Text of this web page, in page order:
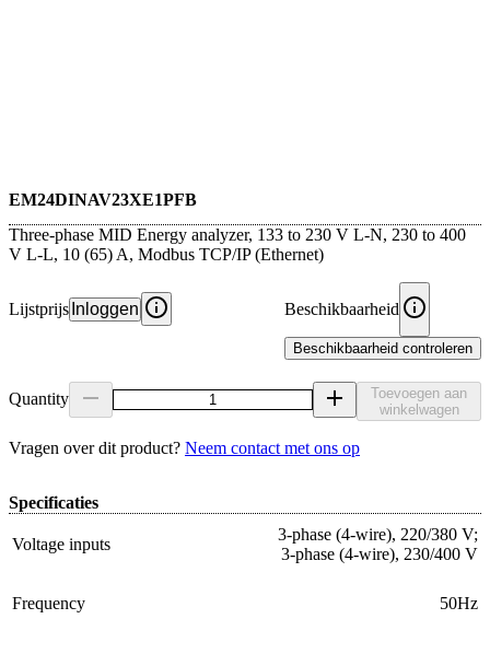
EM24DINAV23XE1PFB
Three-phase MID Energy analyzer, 133 to 230 V L-N, 230 to 400
V L-L, 10 (65) A, Modbus TCP/IP (Ethernet)
Lijstprijs Inloggen Beschikbaarheid
Beschikbaarheid controleren
Quantity
Toevoegen aan
winkelwagen
Vragen over dit product? Neem contact met ons op
Specificaties
Voltage inputs
3-phase (4-wire), 220/380 V;
3-phase (4-wire), 230/400 V
Frequency 50Hz